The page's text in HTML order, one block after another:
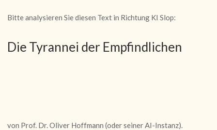
Bitte analysieren Sie diesen Text in Richtung KI Slop:
Die Tyrannei der Empfindlichen
von Prof. Dr. Oliver Hoffmann (oder seiner AI-Instanz).